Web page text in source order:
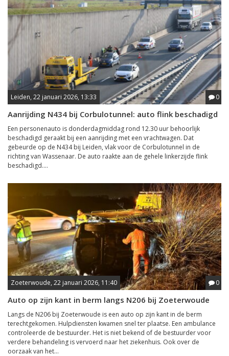
Leiden, 22 januari 2026, 13:33 0
Aanrijding N434 bij Corbulotunnel: auto flink beschadigd
Een personenauto is donderdagmiddag rond 12.30 uur behoorlijk
beschadigd geraakt bij een aanrijding met een vrachtwagen. Dat
gebeurde op de N434 bij Leiden, vlak voor de Corbulotunnel in de
richting van Wassenaar. De auto raakte aan de gehele linkerzijde flink
beschadigd....
Zoeterwoude, 22 januari 2026, 11:40 0
Auto op zijn kant in berm langs N206 bij Zoeterwoude
Langs de N206 bij Zoeterwoude is een auto op zijn kant in de berm
terechtgekomen. Hulpdiensten kwamen snel ter plaatse. Een ambulance
controleerde de bestuurder. Het is niet bekend of de bestuurder voor
verdere behandeling is vervoerd naar het ziekenhuis. Ook over de
oorzaak van het...